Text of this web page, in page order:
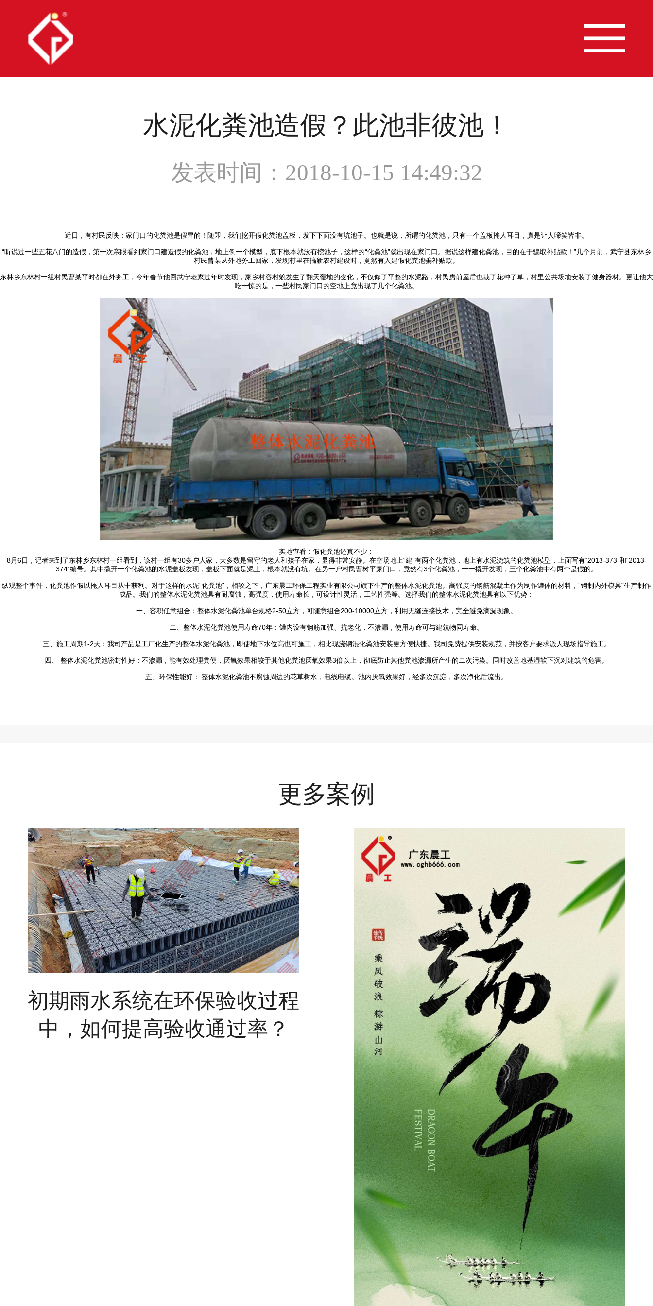
水泥化粪池造假？此池非彼池！
发表时间：2018-10-15 14:49:32
近日，有村民反映：家门口的化粪池是假冒的！随即，我们挖开假化粪池盖板，发下下面没有坑池子。也就是说，所谓的化粪池，只有一个盖板掩人耳目，真是让人啼笑皆非。
“听说过一些五花八门的造假，第一次亲眼看到家门口建造假的化粪池，地上倒一个模型，底下根本就没有挖池子，这样的“化粪池”就出现在家门口。据说这样建化粪池，目的在于骗取补贴款！”几个月前，武宁县东林乡
村民曹某从外地务工回家，发现村里在搞新农村建设时，竟然有人建假化粪池骗补贴款。
东林乡东林村一组村民曹某平时都在外务工，今年春节他回武宁老家过年时发现，家乡村容村貌发生了翻天覆地的变化，不仅修了平整的水泥路，村民房前屋后也栽了花种了草，村里公共场地安装了健身器材。更让他大
吃一惊的是，一些村民家门口的空地上竟出现了几个化粪池。
实地查看：假化粪池还真不少：
8月6日，记者来到了东林乡东林村一组看到，该村一组有30多户人家，大多数是留守的老人和孩子在家，显得非常安静。在空场地上“建”有两个化粪池，地上有水泥浇筑的化粪池模型，上面写有“2013-373”和“2013-
374”编号。其中撬开一个化粪池的水泥盖板发现，盖板下面就是泥土，根本就没有坑。在另一户村民曹树平家门口，竟然有3个化粪池，一一撬开发现，三个化粪池中有两个是假的。
纵观整个事件，化粪池作假以掩人耳目从中获利。对于这样的水泥“化粪池”，相较之下，广东晨工环保工程实业有限公司旗下生产的整体水泥化粪池。高强度的钢筋混凝土作为制作罐体的材料，“钢制内外模具”生产制作
成品。我们的整体水泥化粪池具有耐腐蚀，高强度，使用寿命长，可设计性灵活，工艺性强等。选择我们的整体水泥化粪池具有以下优势：
一、容积任意组合：整体水泥化粪池单台规格2-50立方，可随意组合200-10000立方，利用无缝连接技术，完全避免滴漏现象。
二、整体水泥化粪池使用寿命70年：罐内设有钢筋加强、抗老化，不渗漏，使用寿命可与建筑物同寿命。
三、施工周期1-2天：我司产品是工厂化生产的整体水泥化粪池，即使地下水位高也可施工，相比现浇钢混化粪池安装更方便快捷。我司免费提供安装规范，并按客户要求派人现场指导施工。
四、 整体水泥化粪池密封性好：不渗漏，能有效处理粪便，厌氧效果相较于其他化粪池厌氧效果3倍以上，彻底防止其他粪池渗漏所产生的二次污染。同时改善地基湿软下沉对建筑的危害。
五、环保性能好： 整体水泥化粪池不腐蚀周边的花草树水，电线电缆。池内厌氧效果好，经多次沉淀，多次净化后流出。
更多案例
初期雨水系统在环保验收过程
中，如何提高验收通过率？